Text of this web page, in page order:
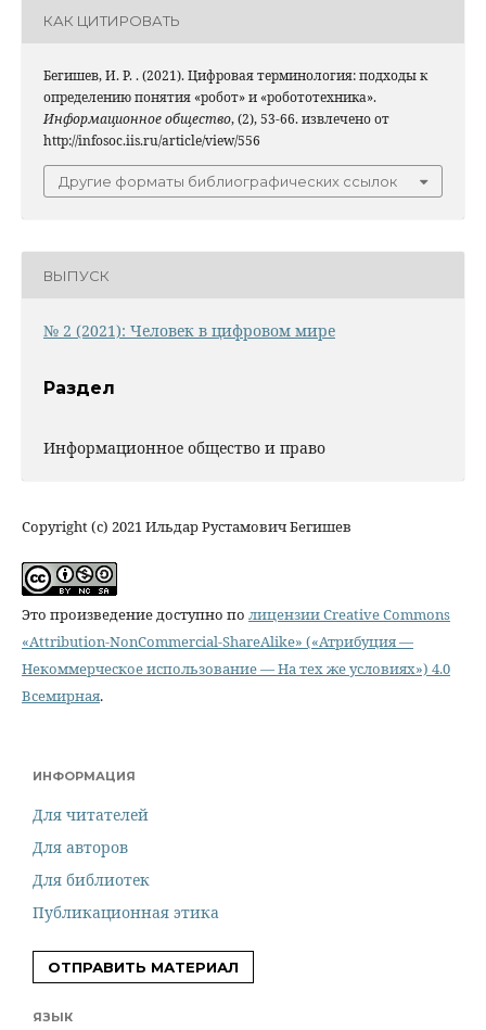
КАК ЦИТИРОВАТЬ
Бегишев, И. Р. . (2021). Цифровая терминология: подходы к
определению понятия «робот» и «робототехника».
Информационное общество, (2), 53-66. извлечено от
http://infosoc.iis.ru/article/view/556
Другие форматы библиографических ссылок
ВЫПУСК
№ 2 (2021): Человек в цифровом мире
Раздел
Информационное общество и право
Copyright (c) 2021 Ильдар Рустамович Бегишев
Это произведение доступно по лицензии Creative Commons
«Attribution-NonCommercial-ShareAlike» («Атрибуция —
Некоммерческое использование — На тех же условиях») 4.0
Всемирная.
ИНФОРМАЦИЯ
Для читателей
Для авторов
Для библиотек
Публикационная этика
ОТПРАВИТЬ МАТЕРИАЛ
ЯЗЫК